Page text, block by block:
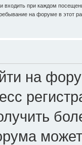
входить при каждом
на форуме в этот
на
может